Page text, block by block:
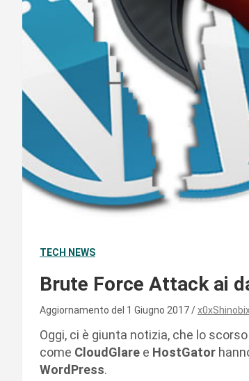
TECH NEWS
Brute Force Attack ai
Aggiornamento del 1 Giugno 2017
Oggi, ci è giunta notizia, che lo
come CloudGlare e HostGator
WordPress.